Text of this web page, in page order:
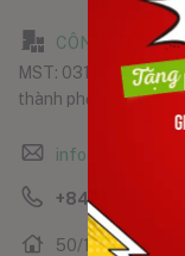
CÔNG TY
MST: 0316323102,
thành phố Hồ Chí
+84 898879192
50/1 Nguyễn